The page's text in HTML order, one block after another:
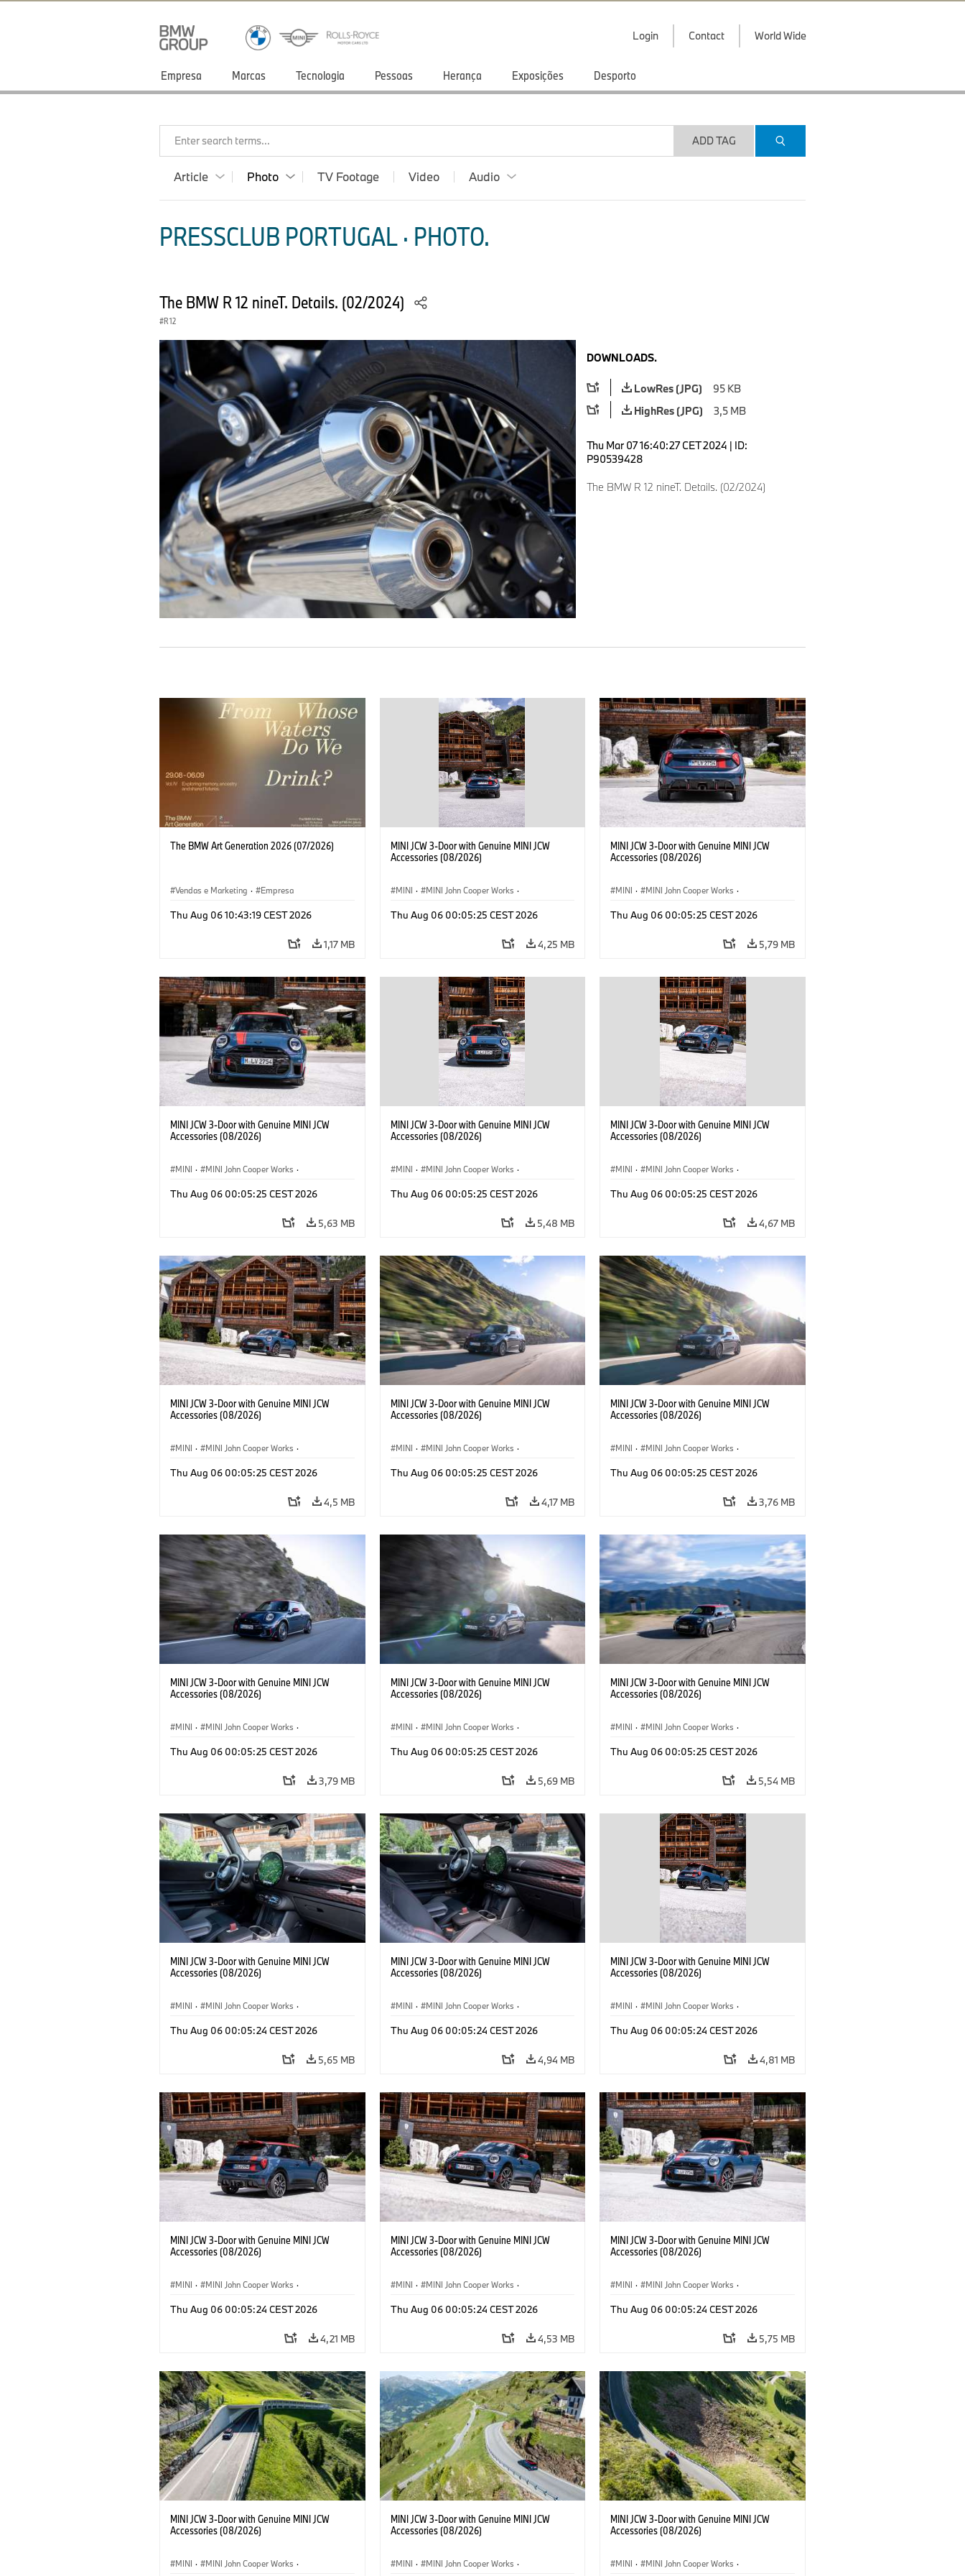
Login Contact World Wide
Empresa Marcas Tecnologia Pessoas Herança Exposições Desporto
Enter search terms... ADD TAG
Article Photo TV Footage Video Audio
PRESSCLUB PORTUGAL · PHOTO.
The BMW R 12 nineT. Details. (02/2024)
R 12
DOWNLOADS.
LowRes (JPG)
95 KB
HighRes (JPG)
3,5 MB
Thu Mar 07 16:40:27 CET 2024 | ID:
P90539428
The BMW R 12 nineT. Details. (02/2024)
The BMW Art Generation 2026 (07/2026)
Vendas e Marketing · Empresa
Thu Aug 06 10:43:19 CEST 2026
1,17 MB
MINI JCW 3-Door with Genuine MINI JCW
Accessories (08/2026)
MINI · MINI John Cooper Works ·
Extras Opcionais, Acessórios
Thu Aug 06 00:05:25 CEST 2026
4,25 MB
MINI JCW 3-Door with Genuine MINI JCW
Accessories (08/2026)
MINI · MINI John Cooper Works ·
Extras Opcionais, Acessórios
Thu Aug 06 00:05:25 CEST 2026
5,79 MB
MINI JCW 3-Door with Genuine MINI JCW
Accessories (08/2026)
MINI · MINI John Cooper Works ·
Extras Opcionais, Acessórios
Thu Aug 06 00:05:25 CEST 2026
5,63 MB
MINI JCW 3-Door with Genuine MINI JCW
Accessories (08/2026)
MINI · MINI John Cooper Works ·
Extras Opcionais, Acessórios
Thu Aug 06 00:05:25 CEST 2026
5,48 MB
MINI JCW 3-Door with Genuine MINI JCW
Accessories (08/2026)
MINI · MINI John Cooper Works ·
Extras Opcionais, Acessórios
Thu Aug 06 00:05:25 CEST 2026
4,67 MB
MINI JCW 3-Door with Genuine MINI JCW
Accessories (08/2026)
MINI · MINI John Cooper Works ·
Extras Opcionais, Acessórios
Thu Aug 06 00:05:25 CEST 2026
4,5 MB
MINI JCW 3-Door with Genuine MINI JCW
Accessories (08/2026)
MINI · MINI John Cooper Works ·
Extras Opcionais, Acessórios
Thu Aug 06 00:05:25 CEST 2026
4,17 MB
MINI JCW 3-Door with Genuine MINI JCW
Accessories (08/2026)
MINI · MINI John Cooper Works ·
Extras Opcionais, Acessórios
Thu Aug 06 00:05:25 CEST 2026
3,76 MB
MINI JCW 3-Door with Genuine MINI JCW
Accessories (08/2026)
MINI · MINI John Cooper Works ·
Extras Opcionais, Acessórios
Thu Aug 06 00:05:25 CEST 2026
3,79 MB
MINI JCW 3-Door with Genuine MINI JCW
Accessories (08/2026)
MINI · MINI John Cooper Works ·
Extras Opcionais, Acessórios
Thu Aug 06 00:05:25 CEST 2026
5,69 MB
MINI JCW 3-Door with Genuine MINI JCW
Accessories (08/2026)
MINI · MINI John Cooper Works ·
Extras Opcionais, Acessórios
Thu Aug 06 00:05:25 CEST 2026
5,54 MB
MINI JCW 3-Door with Genuine MINI JCW
Accessories (08/2026)
MINI · MINI John Cooper Works ·
Extras Opcionais, Acessórios
Thu Aug 06 00:05:24 CEST 2026
5,65 MB
MINI JCW 3-Door with Genuine MINI JCW
Accessories (08/2026)
MINI · MINI John Cooper Works ·
Extras Opcionais, Acessórios
Thu Aug 06 00:05:24 CEST 2026
4,94 MB
MINI JCW 3-Door with Genuine MINI JCW
Accessories (08/2026)
MINI · MINI John Cooper Works ·
Extras Opcionais, Acessórios
Thu Aug 06 00:05:24 CEST 2026
4,81 MB
MINI JCW 3-Door with Genuine MINI JCW
Accessories (08/2026)
MINI · MINI John Cooper Works ·
Extras Opcionais, Acessórios
Thu Aug 06 00:05:24 CEST 2026
4,21 MB
MINI JCW 3-Door with Genuine MINI JCW
Accessories (08/2026)
MINI · MINI John Cooper Works ·
Extras Opcionais, Acessórios
Thu Aug 06 00:05:24 CEST 2026
4,53 MB
MINI JCW 3-Door with Genuine MINI JCW
Accessories (08/2026)
MINI · MINI John Cooper Works ·
Extras Opcionais, Acessórios
Thu Aug 06 00:05:24 CEST 2026
5,75 MB
MINI JCW 3-Door with Genuine MINI JCW
Accessories (08/2026)
MINI · MINI John Cooper Works ·
MINI JCW 3-Door with Genuine MINI JCW
Accessories (08/2026)
MINI · MINI John Cooper Works ·
MINI JCW 3-Door with Genuine MINI JCW
Accessories (08/2026)
MINI · MINI John Cooper Works ·